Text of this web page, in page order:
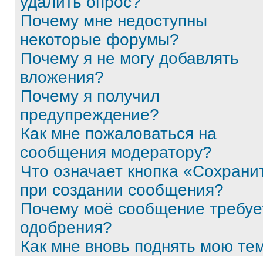
Почему мне недоступны
некоторые форумы?
Почему я не могу добавлять
вложения?
Почему я получил
предупреждение?
Как мне пожаловаться на
сообщения модератору?
Что означает кнопка
при создании сообщения?
Почему моё сообщение
одобрения?
Как мне вновь поднять мою